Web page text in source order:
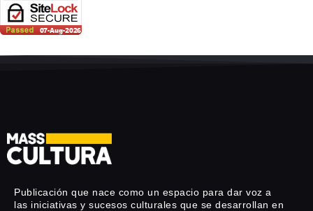
Publicación que nace como un espacio para dar voz a
las iniciativas y sucesos culturales que se desarrollan en